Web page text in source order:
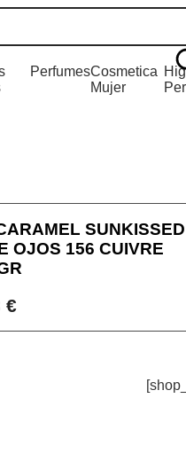
PerfumesCosmetica
Mujer
SUNKISSED
OJOS 156 CUIVRE
€